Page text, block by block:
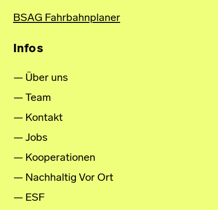
BSAG Fahrbahnplaner
Infos
Über uns
Team
Kontakt
Jobs
Kooperationen
Nachhaltig Vor Ort
ESF